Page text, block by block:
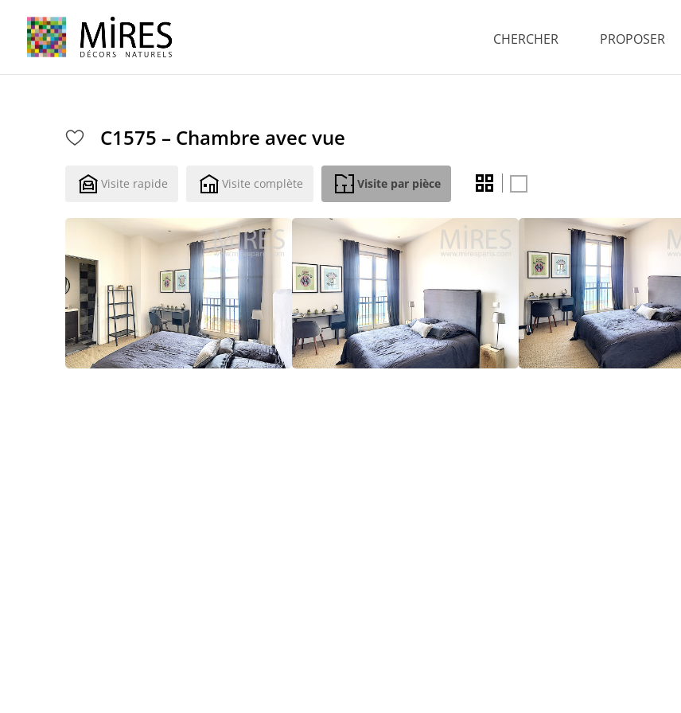
CHERCHER PROPOSER
C1575 – Chambre avec vue
Visite rapide Visite complète Visite par pièce